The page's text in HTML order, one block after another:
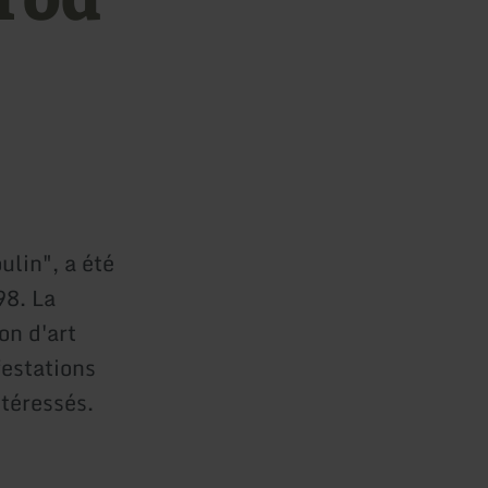
a été
La
d'art